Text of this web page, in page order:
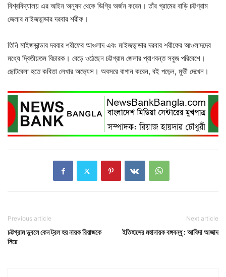
বিশ্ববিদ্যালয় এর আইন অনুষদ থেকে ডিগ্রি অর্জন করেন। তাঁর গ্রামের বাড়ি চট্টগ্রাম
জেলার মাইজভান্ডার দরবার শরীফ।
তিনি মাইজভান্ডার দরবার শরীফের আওলাদ এবং মাইজভান্ডার দরবার শরীফের আওলাদদের
মধ্যে দ্বিতীয়তম বিচারক। বেড়ে ওঠেছেন চট্টগ্রাম জেলার প্রাণবন্ত সবুজ পরিবেশে।
ছোটবেলা হতে কবিতা লেখার অভ্যেস। অবসরে বাগান করেন, বই পড়েন, মুভী দেখেন।
Previous article
চট্টগ্রাম ডুবলে কেন ট্রল হয় নায়ক রিয়াজকে
নিয়ে
Next article
ইতিহাসের মহানায়ক বঙ্গবন্ধু : আবিদা আজাদ